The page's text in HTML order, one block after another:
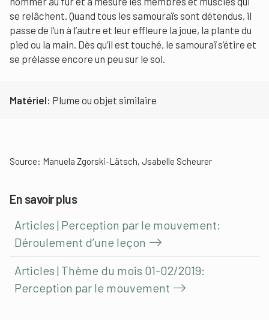
se relâchent. Quand tous les samouraïs sont détendus, il
passe de l’un à l’autre et leur effleure la joue, la plante du
pied ou la main. Dès qu’il est touché, le samouraï s’étire et
se prélasse encore un peu sur le sol.
Matériel: Plume ou objet similaire
Source: Manuela Zgorski-Lätsch, Jsabelle Scheurer
En savoir plus
Articles | Perception par le mouvement:
Déroulement d’une leçon
Articles | Thème du mois 01-02/2019:
Perception par le mouvement